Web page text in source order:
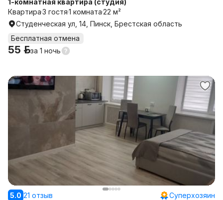
1-комнатная квартира (студия)
Квартира3 гостя1 комната22 м²
Студенческая ул, 14, Пинск, Брестская область
Бесплатная отмена
55 р.за 1 ночь
5.0 21 отзыв
Суперхозяин